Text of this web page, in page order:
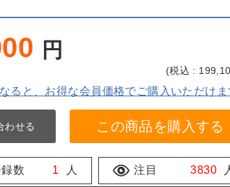
円
(税込 :
ると、お得な会員価格でご購入いただけま
わせる この商品を購入する
数 1 人 注目 3830